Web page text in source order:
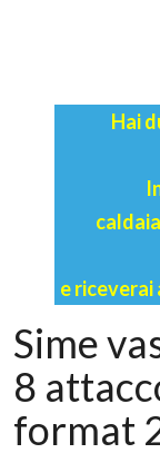
Hai
e
Sime
8
format